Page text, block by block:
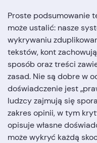
Proste podsumowanie
może ustalić: nasze
wykrywaniu
tekstów, kont
sposób oraz treści
zasad. Nie są dobre w
doświadczenie jest
ludzcy zajmują się
zakres opinii, w tym
opisuje własne
może wykryć każdą